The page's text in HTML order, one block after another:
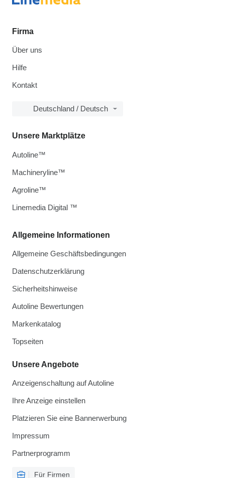
Firma
Über uns
Hilfe
Kontakt
Deutschland / Deutsch
Allgemeine Informationen
Allgemeine Geschäftsbedingungen
Datenschutzerklärung
Sicherheitshinweise
Autoline Bewertungen
Markenkatalog
Topseiten
Unsere Angebote
Anzeigenschaltung auf Autoline
Ihre Anzeige einstellen
Platzieren Sie eine Bannerwerbung
Impressum
Partnerprogramm
Für Firmen
Unsere Marktplätze
Autoline™
Machineryline™
Agroline™
Linemedia Digital ™